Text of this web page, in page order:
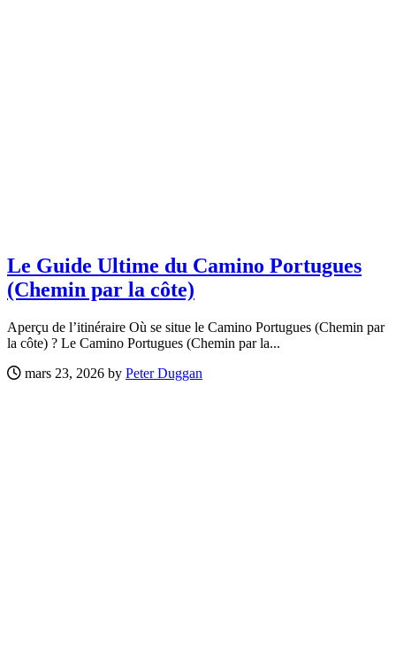
Le Guide Ultime du Camino Portugues
(Chemin par la côte)
Aperçu de l’itinéraire Où se situe le Camino Portugues (Chemin par
la côte) ? Le Camino Portugues (Chemin par la...
mars 23, 2026 by Peter Duggan